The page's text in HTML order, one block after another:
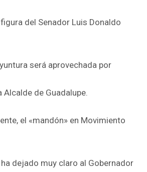
del Senador Luis Donaldo
será aprovechada por
Alcalde de Guadalupe.
el «mandón» en Movimiento
dejado muy claro al Gobernador